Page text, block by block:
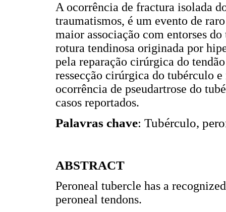
A ocorrência de fractura isolada
traumatismos, é um evento de
maior associação com entorses
rotura tendinosa originada por
pela reparação cirúrgica do
ressecção cirúrgica do tubérculo
ocorrência de pseudartrose do
casos reportados.
Palavras chave: Tubérculo,
ABSTRACT
Peroneal tubercle has a
peroneal tendons.